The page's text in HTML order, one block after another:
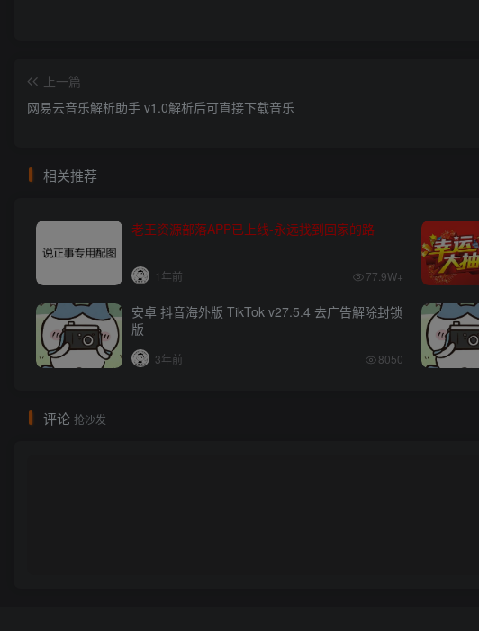
上一篇
网易云音乐解析助手 v1.0解析后可直接下载音乐
相关推荐
老王资源部落APP已上线-永远找到回家的路
1年前 77.9W+
安卓 抖音海外版 TikTok v27.5.4 去广告解除封锁
版
3年前 8050
评论 抢沙发